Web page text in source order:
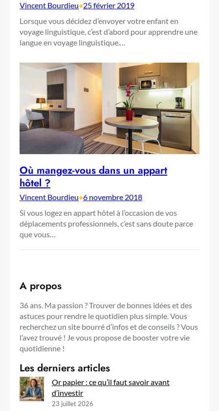
Vincent Bourdieu•25 février 2019
Lorsque vous décidez d’envoyer votre enfant en
voyage linguistique, c’est d’abord pour apprendre une
langue en voyage linguistique.…
Où mangez-vous dans un appart
hôtel ?
Vincent Bourdieu•6 novembre 2018
Si vous logez en appart hôtel à l’occasion de vos
déplacements professionnels, c’est sans doute parce
que vous…
A propos
36 ans. Ma passion ? Trouver de bonnes idées et des
astuces pour rendre le quotidien plus simple. Vous
recherchez un site bourré d’infos et de conseils ? Vous
l’avez trouvé ! Je vous propose de booster votre vie
quotidienne !
Les derniers articles
Or papier : ce qu’il faut savoir avant
d’investir
23 juillet 2026